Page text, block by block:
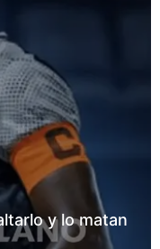
y lo matan